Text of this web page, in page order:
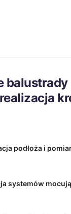
balustrady
podłoża i
systemów